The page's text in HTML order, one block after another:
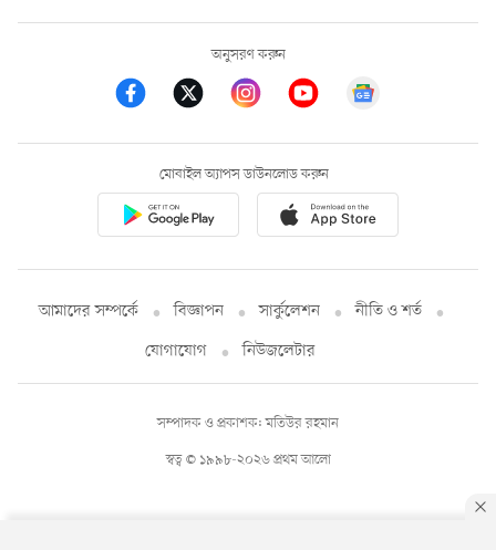
অনুসরণ করুন
মোবাইল অ্যাপস ডাউনলোড করুন
আমাদের সম্পর্কে বিজ্ঞাপন সার্কুলেশন
নীতি ও শর্ত
যোগাযোগ
নিউজলেটার
স্বত্ব © ১৯৯৮-২০২৬ প্রথম আলো
সম্পাদক ও প্রকাশক: মতিউর রহমান